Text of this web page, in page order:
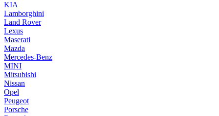
KIA
Lamborghini
Land Rover
Lexus
Maserati
Mazda
Mercedes-Benz
MINI
Mitsubishi
Nissan
Opel
Peugeot
Porsche